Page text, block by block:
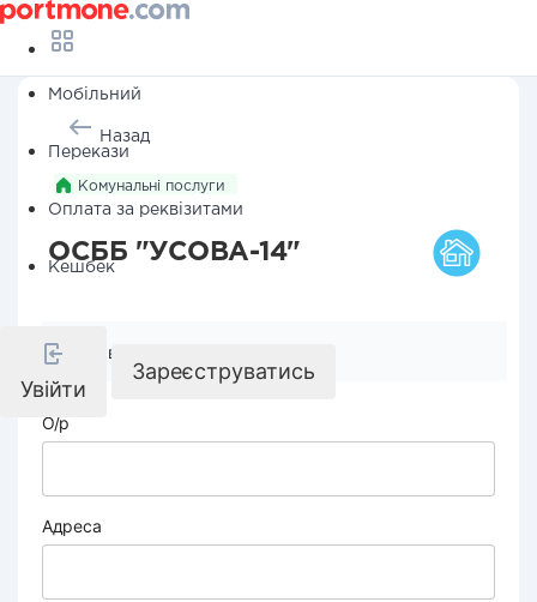
Мобільний
Перекази
Оплата за реквізитами
Кешбек
Увійти
Зареєструватись
Назад
Комунальні послуги
ОСББ "УСОВА-14"
Реквізити компанії
О/р
Адреса